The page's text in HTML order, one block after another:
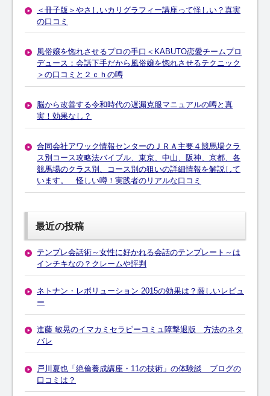
＜冊子版＞やさしいカリグラフィー講座って怪しい？真実
の口コミ
風俗嬢を惚れさせるプロの手口＜KABUTO恋愛チームプロ
デュース：会話下手だから風俗嬢を惚れさせるテクニック
＞の口コミと２ｃｈの噂
脳から改善する令和時代の遅漏克服マニュアルの噂と真
実！効果なし？
合同会社アワック情報センターのＪＲＡ主要４競馬場クラ
ス別コース攻略法バイブル、東京、中山、阪神、京都、各
競馬場のクラス別、コース別の狙いの詳細情報を解説して
います。 怪しい噂！実践者のリアルな口コミ
最近の投稿
テンプレ会話術～女性に好かれる会話のテンプレート～は
インチキなの？クレームや評判
ネトナン・レボリューション 2015の効果は？厳しいレビュ
ー
進藤 敏晃のイマカミセラピーコミュ障撃退版 方法のネタ
バレ
戸川夏也「絶倫養成講座・11の技術」の体験談 ブログの
口コミは？